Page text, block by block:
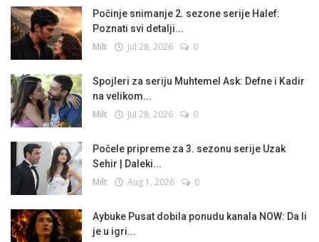
Počinje snimanje 2. sezone serije Halef:
Poznati svi detalji...
Milt Jul 28, 2026 0
Spojleri za seriju Muhtemel Ask: Defne i Kadir
na velikom...
Milt Jul 28, 2026 0
Počele pripreme za 3. sezonu serije Uzak
Sehir | Daleki...
Milt Aug 1, 2026 0
Aybuke Pusat dobila ponudu kanala NOW: Da li
je u igri...